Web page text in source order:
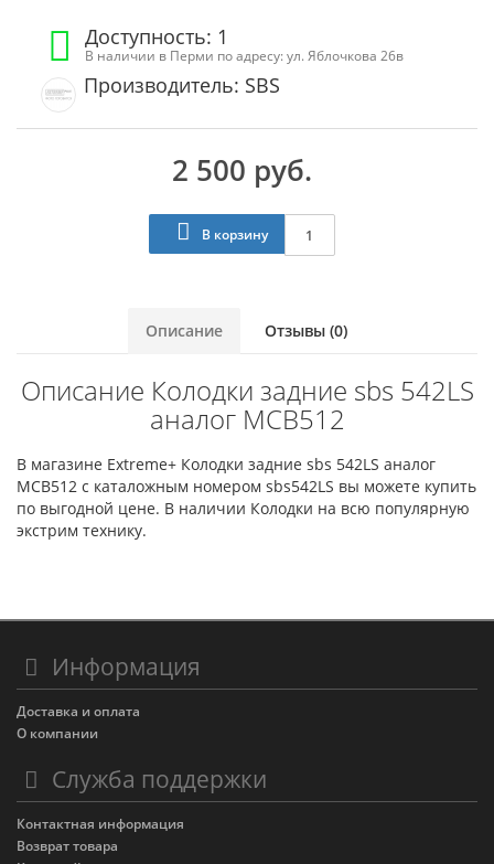
Доступность: 1
В наличии в Перми по адресу: ул. Яблочкова 26в
Производитель: SBS
2 500 руб.
В корзину
Описание Отзывы (0)
Описание Колодки задние sbs 542LS
аналог MCB512
В магазине Extreme+ Колодки задние sbs 542LS аналог
MCB512 с каталожным номером sbs542LS вы можете купить
по выгодной цене. В наличии Колодки на всю популярную
экстрим технику.
Информация
Доставка и оплата
О компании
Служба поддержки
Контактная информация
Возврат товара